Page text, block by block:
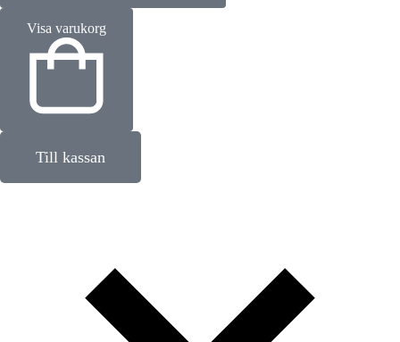
Visa varukorg
Till kassan